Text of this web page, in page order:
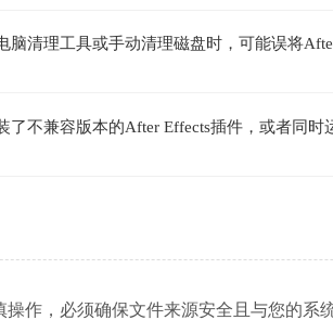
脑清理工具或手动清理磁盘时，可能误将
了不兼容版本的After Effects插件，或者同
作，必须确保文件来源安全且与您的系